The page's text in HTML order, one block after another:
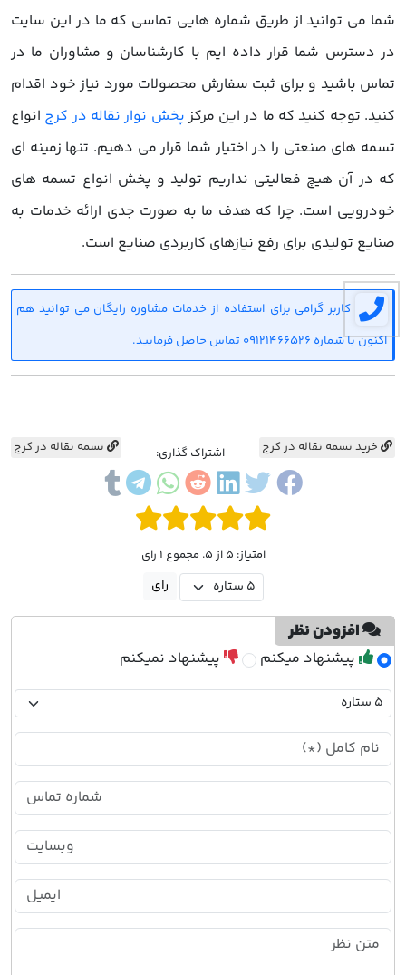
شما می توانید از طریق شماره هایی تماسی که ما در این سایت
در دسترس شما قرار داده ایم با کارشناسان و مشاوران ما در
تماس باشید و برای ثبت سفارش محصولات مورد نیاز خود اقدام
کنید. توجه کنید که ما در این مرکز پخش نوار نقاله در کرج انواع
تسمه های صنعتی را در اختیار شما قرار می دهیم. تنها زمینه ای
که در آن هیچ فعالیتی نداریم تولید و پخش انواع تسمه های
خودرویی است. چرا که هدف ما به صورت جدی ارائه خدمات به
صنایع تولیدی برای رفع نیازهای کاربردی صنایع است.
کاربر گرامی برای استفاده از خدمات مشاوره رایگان می توانید هم
اکنون با شماره 09121466526 تماس حاصل فرمایید.
خرید تسمه نقاله در کرج تسمه نقاله در کرج اشتراک گذاری:
امتیاز: 5 از 5. مجموع 1 رای
افزودن نظر
پیشنهاد میکنم پیشنهاد نمیکنم